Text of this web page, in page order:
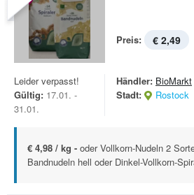
Preis: € 2,49
Leider verpasst!
Gültig: 17.01. -
31.01.
Händler: BioMarkt
Stadt:
Rostock
€ 4,98 / kg - oder Vollkorn-Nudeln 2
Bandnudeln hell oder Dinkel-Vollkorn-